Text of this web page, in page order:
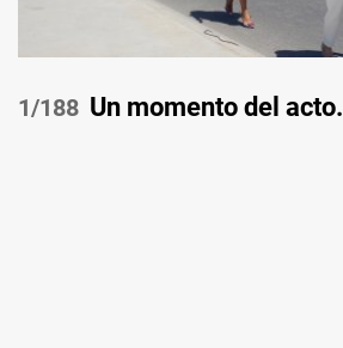
/188 Un momento del acto.